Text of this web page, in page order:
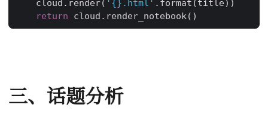
cloud . render( ' {} .html' . format (title))
return
cloud . render_notebook()
三、话题分析